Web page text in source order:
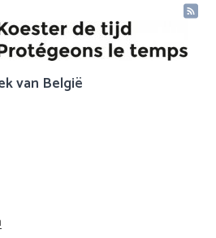
van België